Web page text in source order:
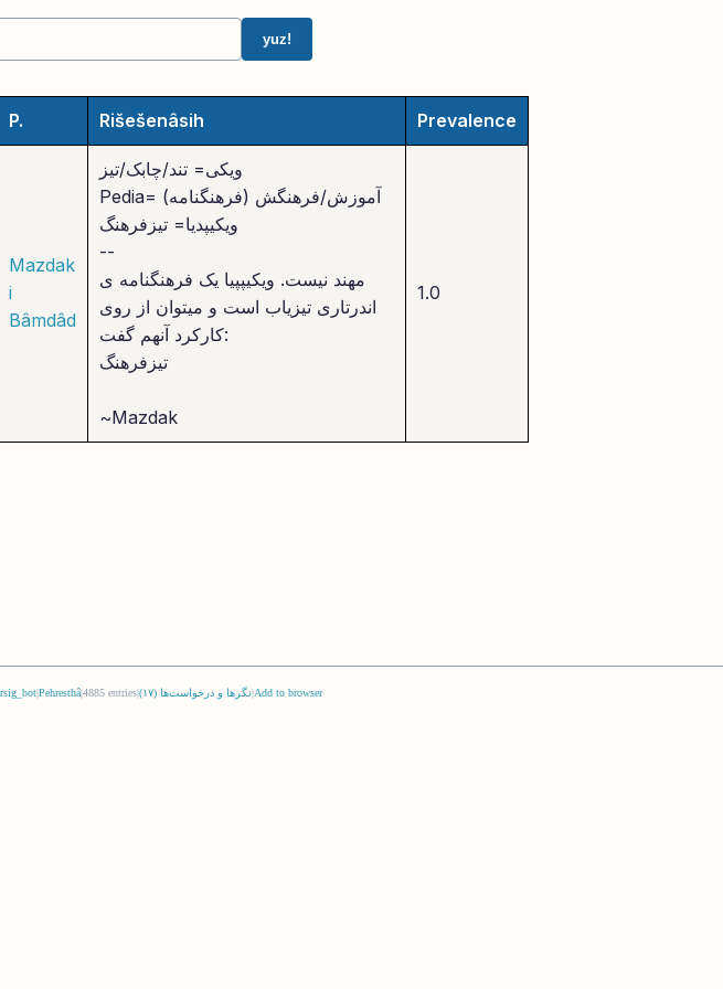
yuz!
P. Rišešenâsih Prevalence
Mazdak
i
Bâmdâd
ویکی= تند/چابک/تیز
Pedia= آموزش/فرهنگش (فرهنگنامه)
ویکیپدیا= تیزفرهنگ
--
مهند نیست. ویکیپپیا یک فرهنگنامه ی
اندرتاری تیزیاب است و میتوان از روی
کارکرد آنهم گفت:
تیزفرهنگ
~Mazdak
1.0
|Pehresthâ|4885 entries| نگرها و درخواست‌ها (١٧) |Add to browser